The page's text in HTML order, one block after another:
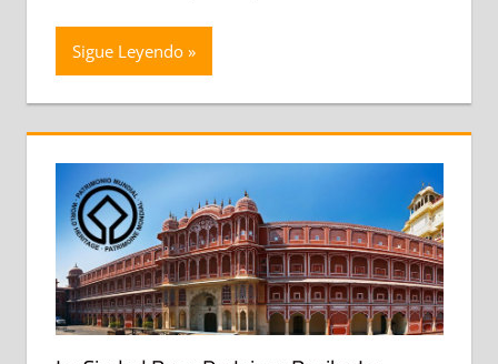
Sigue Leyendo